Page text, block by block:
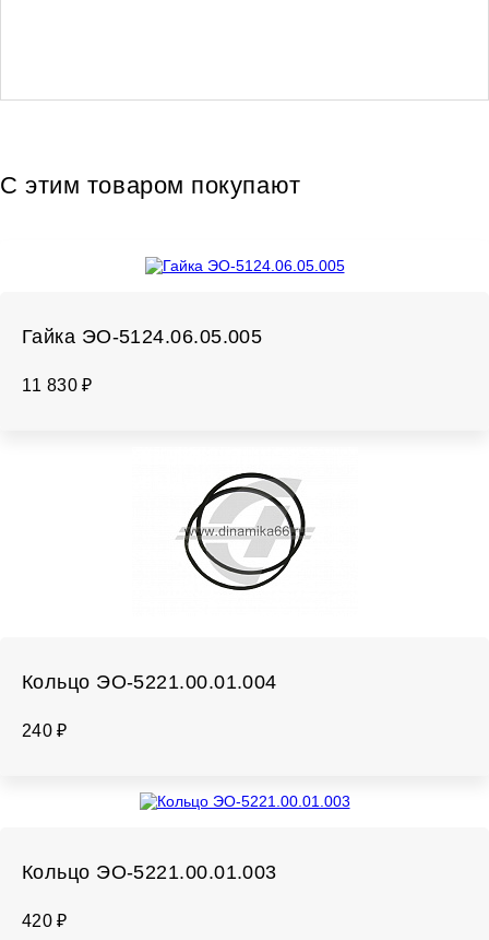
С этим товаром покупают
Гайка ЭО-5124.06.05.005
11 830 ₽
Кольцо ЭО-5221.00.01.004
240 ₽
Кольцо ЭО-5221.00.01.003
420 ₽